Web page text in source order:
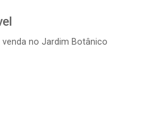
no Jardim Botânico